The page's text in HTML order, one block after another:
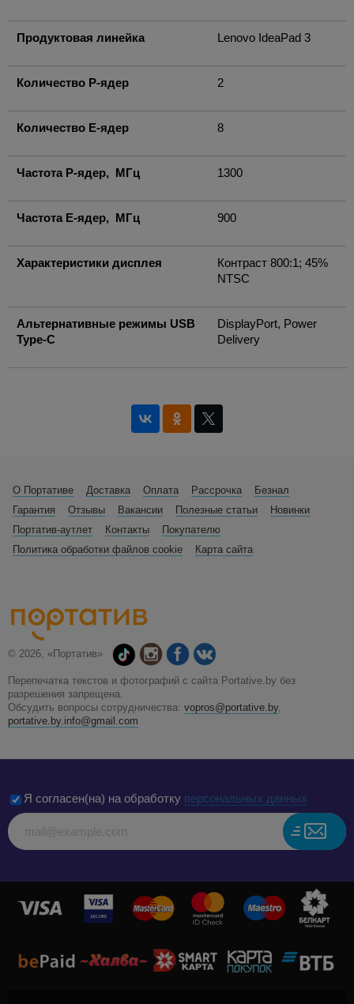
Продуктовая линейка Lenovo IdeaPad 3
Количество P-ядер 2
Количество E-ядер 8
Частота P-ядер, МГц 1300
Частота E-ядер, МГц 900
Характеристики дисплея
Контраст 800:1; 45%
NTSC
Альтернативные режимы USB
Type-C
DisplayPort, Power
Delivery
О Портативе Доставка Оплата Рассрочка
Безнал
Гарантия
Отзывы Вакансии Полезные статьи
Новинки
Портатив-аутлет
Контакты
Покупателю
Политика обработки файлов cookie
Карта сайта
© 2026, «Портатив»
Перепечатка текстов и фотографий с сайта Portative.by без
разрешения запрещена.
Обсудить вопросы сотрудничества: vopros@portative.by,
portative.by.info@gmail.com
Я согласен(на) на обработку персональных данных